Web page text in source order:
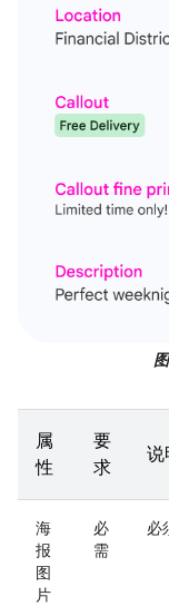
属
性
要
求
说
海
报
图
片
必
需
必